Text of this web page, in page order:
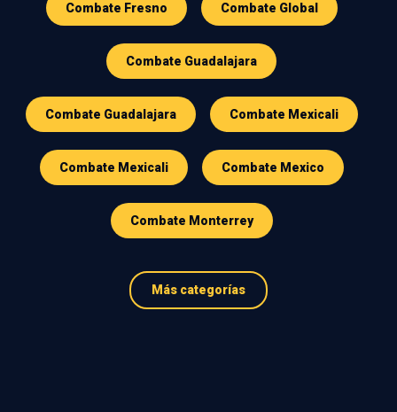
Combate Fresno Combate Global
Combate Guadalajara
Combate Guadalajara Combate Mexicali
Combate Mexicali Combate Mexico
Combate Monterrey
Más categorías